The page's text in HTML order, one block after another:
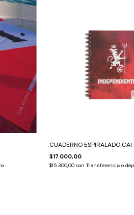
CUADERNO ESPIRALADO CAI
$17.000,00
$15.300,00 con Transferencia o